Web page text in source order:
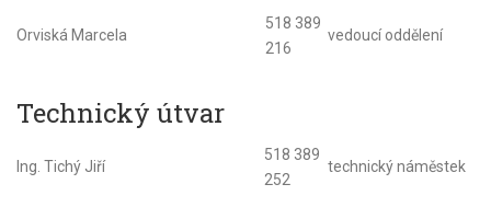
Orviská Marcela
518 389
216
vedoucí oddělení
Technický útvar
Ing. Tichý Jiří
518 389
252
technický náměstek